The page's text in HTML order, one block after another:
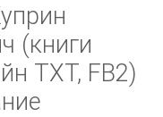
(книги
TXT, FB2)